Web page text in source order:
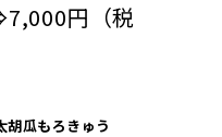
円（税
胡瓜もろきゅう